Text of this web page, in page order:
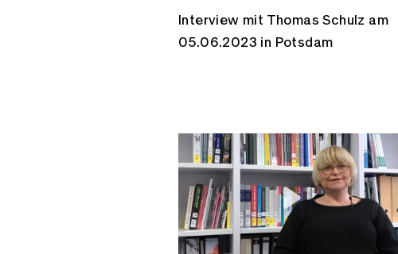
Interview mit Thomas Schulz am
05.06.2023 in Potsdam